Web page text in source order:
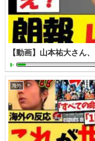
【動画】山本祐大さん
海外